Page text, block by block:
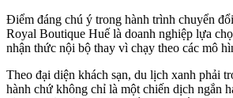
Điểm đáng chú ý trong hành trình chuyển
Royal Boutique Huế là doanh nghiệp lựa
nhận thức nội bộ thay vì chạy theo các mô
Theo đại diện khách sạn, du lịch xanh phải
hành chứ không chỉ là một chiến dịch ngắn